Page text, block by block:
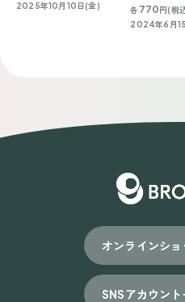
2025年10月10日(金)
各 770 円(税
2024年6月
オンラインショ
SNSアカウン